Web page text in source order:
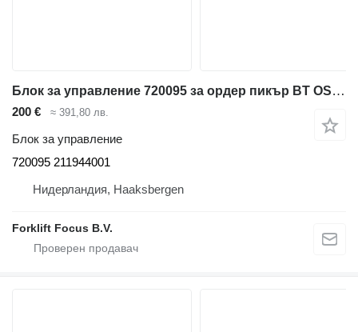
Блок за управление 720095 за ордер пикър BT OSE120P
200 € ≈ 391,80 лв.
Блок за управление
720095 211944001
Нидерландия, Haaksbergen
Forklift Focus B.V.